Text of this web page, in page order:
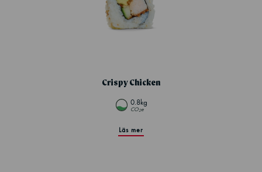
Crispy Chicken
0.8kg
CO2e
Läs mer